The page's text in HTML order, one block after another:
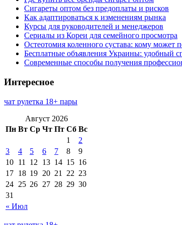
Сигареты оптом без предоплаты и рисков
Как адаптироваться к изменениям рынка
Курсы для руководителей и менеджеров
Сериалы из Кореи для семейного просмотра
Остеотомия коленного сустава: кому может
Бесплатные объявления Украины: удобный
Современные способы получения
Интересное
чат рулетка 18+ пары
Август 2026
Пн Вт Ср Чт Пт Сб Вс
« Июл
1
2
3
4 5 6 7 8
9
10 11 12 13 14 15 16
17 18 19 20 21 22 23
24 25 26 27 28 29 30
31